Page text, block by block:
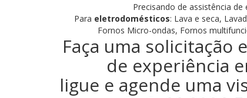
Precisando de assistência
Para eletrodomésticos: Lava e seca,
Fornos Micro-ondas, Fornos
Faça uma solicitação
de experiência
ligue e agende uma